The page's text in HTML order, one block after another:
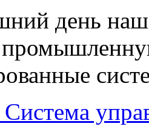
день